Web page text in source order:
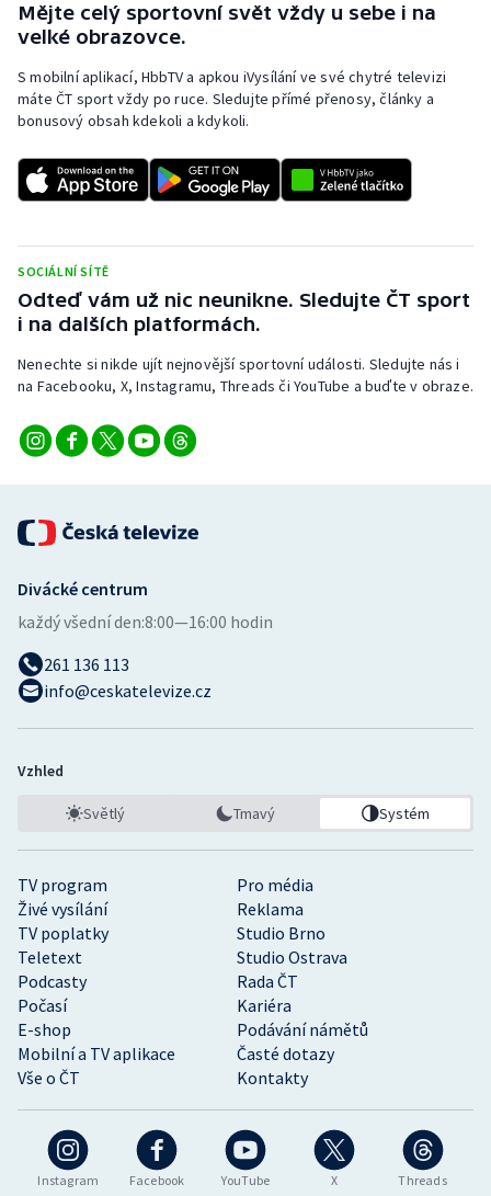
Rychlobruslení
Rychlostní kanoistika
Short track
Sportovní střelba
Triatlon
Veslování
Vodní slalom
Volejbal
Mějte celý sportovní svět vždy u sebe i na
velké obrazovce.
S mobilní aplikací, HbbTV a apkou iVysílání ve své chytré televizi
máte ČT sport vždy po ruce. Sledujte přímé přenosy, články a
bonusový obsah kdekoli a kdykoli.
SOCIÁLNÍ SÍTĚ
Odteď vám už nic neunikne. Sledujte ČT sport
i na dalších platformách.
Nenechte si nikde ujít nejnovější sportovní události. Sledujte nás i
na Facebooku, X, Instagramu, Threads či YouTube a buďte v obraze.
Instagram Facebook YouTube X Threads
TV program
Pro média
Živé vysílání
Reklama
TV poplatky
Studio Brno
Teletext
Studio Ostrava
Podcasty
Rada ČT
Počasí
Kariéra
E-shop
Podávání námětů
Mobilní a TV aplikace
Časté dotazy
Vše o ČT
Kontakty
Divácké centrum
každý všední den:8:00—16:00 hodin
261 136 113
info@ceskatelevize.cz
Vzhled
Světlý Tmavý Systém